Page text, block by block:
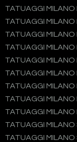
TATUAGGI MILANO
TATUAGGI MILANO
TATUAGGI
TATUAGGI MILANO
TATUAGGI MILANO
TATUAGGI MILANO
TATUAGGI MILANO
TATUAGGI
TATUAGGI MILANO
TATUAGGI MILANO
TATUAGGI MILANO